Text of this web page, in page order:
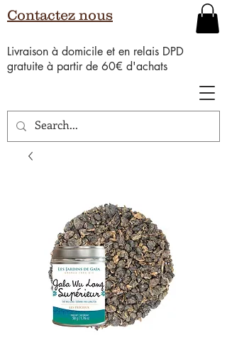
Livraison à domicile et en relais DPD
gratuite à partir de 60€ d'achats
Contactez nous